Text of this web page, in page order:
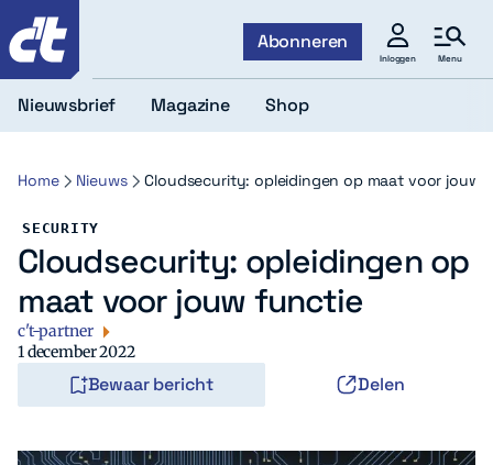
Abonneren
Inloggen Menu
Nieuwsbrief Magazine Shop
Home Nieuws Cloudsecurity: opleidingen op maat voor jouw
SECURITY
Cloudsecurity: opleidingen op
maat voor jouw functie
c't-partner
1 december 2022
Bewaar bericht Delen